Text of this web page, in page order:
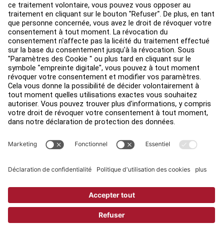
Environ
Trouver un distributeur
Find a Store
Légal
Accessibilité
Sign in to Facility Connect
Paramètres de confidentialité
Terms and Conditions